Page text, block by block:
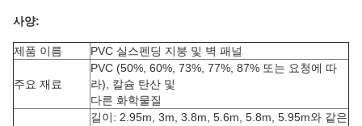
사양:
제품 이름 PVC 실스펜딩 지붕 및 벽 패널
주요 재료
PVC (50%, 60%, 73%, 77%, 87% 또는 요청에 따
라), 칼슘 탄산 및
다른 화학물질
길이: 2.95m, 3m, 3.8m, 5.6m, 5.8m, 5.95m와 같은